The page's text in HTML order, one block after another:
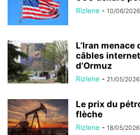
Rizlene - 10/06/2026
L’Iran
câbles
d’Ormuz
Rizlene - 21/05/2026
Le prix du
flèche
Rizlene - 18/05/2026